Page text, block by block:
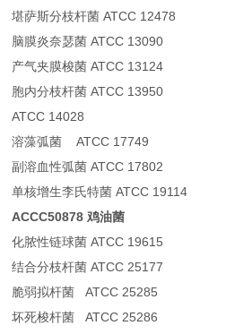
堪萨斯分枝杆菌 ATCC 12478
脑膜炎奈瑟菌 ATCC 13090
产气夹膜梭菌 ATCC 13124
胞内分枝杆菌 ATCC 13950
ATCC 14028
溶藻弧菌 ATCC 17749
副溶血性弧菌 ATCC 17802
单核增生李氏特菌 ATCC 19114
ACCC50878 鸡油菌
化脓性链球菌 ATCC 19615
结合分枝杆菌 ATCC 25177
脆弱拟杆菌 ATCC 25285
坏死梭杆菌 ATCC 25286